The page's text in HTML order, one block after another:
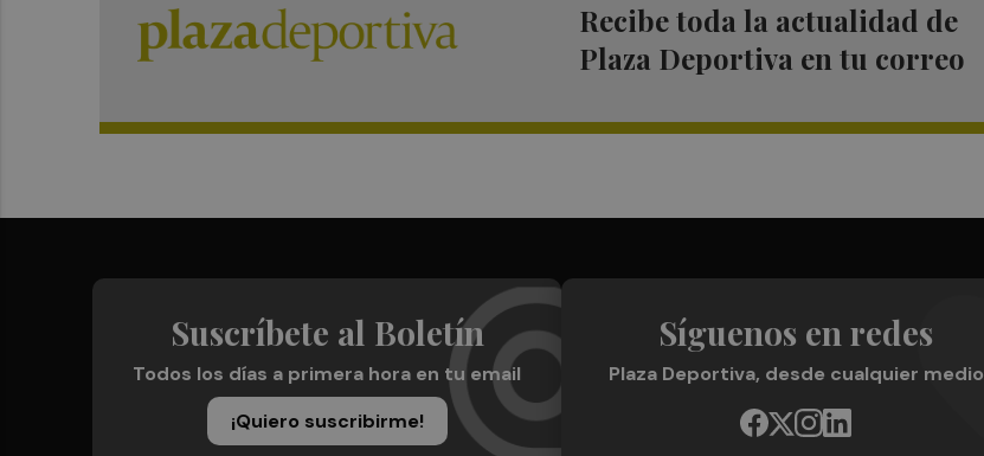
Recibe toda la actualidad de
Plaza Deportiva en tu correo
Suscríbete al Boletín
Todos los días a primera hora en tu email
¡Quiero suscribirme!
Síguenos en redes
Plaza Deportiva, desde cualquier medio